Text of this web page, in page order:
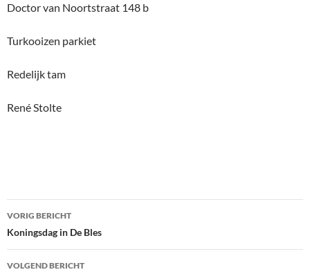
Doctor van Noortstraat 148 b
Turkooizen parkiet
Redelijk tam
René Stolte
Bericht
navigatie
VORIG BERICHT
Koningsdag in De Bles
VOLGEND BERICHT